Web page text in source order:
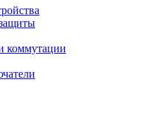
коммутации